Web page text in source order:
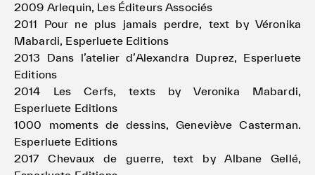
2009 Arlequin, Les Éditeurs Associés
2011 Pour ne plus jamais perdre, text by Véronika
Mabardi, Esperluete Editions
2013 Dans l’atelier d’Alexandra Duprez, Esperluete
Editions
2014 Les Cerfs, texts by Veronika Mabardi,
Esperluete Editions
1000 moments de dessins, Geneviève Casterman.
Esperluete Editions
2017 Chevaux de guerre, text by Albane Gellé,